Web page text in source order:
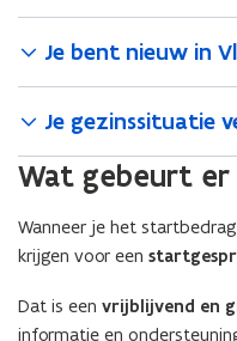
Je bent nieuw in
Je gezinssituatie
Wat gebeurt
Wanneer je het
krijgen voor een
Dat is een vrijblijvend en
informatie en